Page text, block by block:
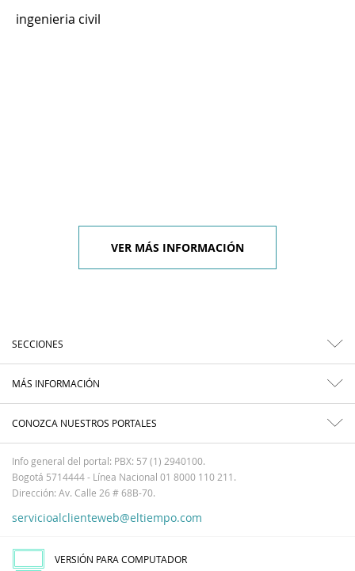
ingenieria civil
VER MÁS INFORMACIÓN
SECCIONES
MÁS INFORMACIÓN
CONOZCA NUESTROS PORTALES
Info general del portal: PBX: 57 (1) 2940100.
Bogotá 5714444 - Línea Nacional 01 8000 110 211.
Dirección: Av. Calle 26 # 68B-70.
servicioalclienteweb@eltiempo.com
VERSIÓN PARA COMPUTADOR